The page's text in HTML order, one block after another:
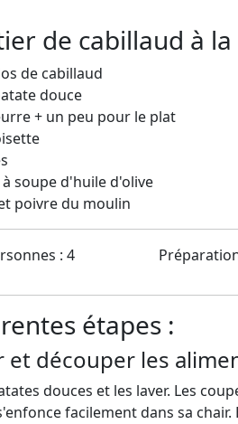
de cabillaud à
de cabillaud
douce
+ un peu pour le plat
soupe d'huile d'olive
poivre du moulin
: 4
étapes :
et découper les
douces et les laver. Les
facilement dans sa